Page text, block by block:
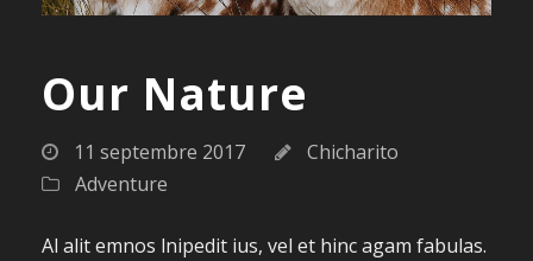
Our Nature
11 septembre 2017
Chicharito
Adventure
Al alit emnos lnipedit ius, vel et hinc agam fabulas.